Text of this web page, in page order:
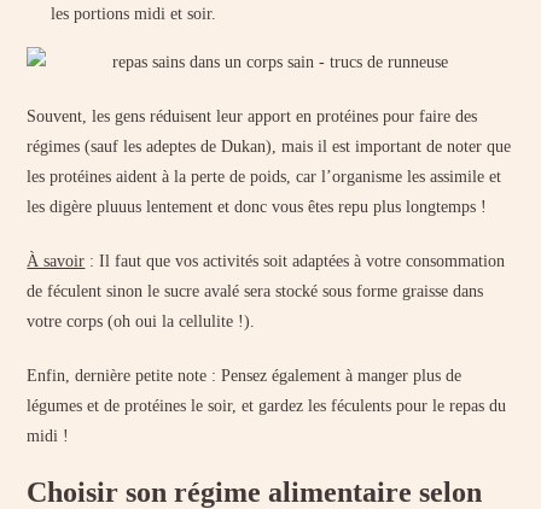
les portions midi et soir.
Souvent, les gens réduisent leur apport en protéines pour faire des
régimes (sauf les adeptes de Dukan), mais il est important de noter que
les protéines aident à la perte de poids, car l’organisme les assimile et
les digère pluuus lentement et donc vous êtes repu plus longtemps !
À savoir : Il faut que vos activités soit adaptées à votre consommation
de féculent sinon le sucre avalé sera stocké sous forme graisse dans
votre corps (oh oui la cellulite !).
Enfin, dernière petite note : Pensez également à manger plus de
légumes et de protéines le soir, et gardez les féculents pour le repas du
midi !
Choisir son régime alimentaire selon